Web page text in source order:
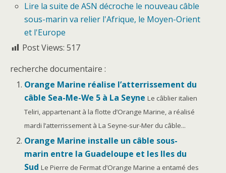
Lire la suite de ASN décroche le nouveau câble
sous-marin va relier l'Afrique, le Moyen-Orient
et l'Europe
Post Views: 517
recherche documentaire :
Orange Marine réalise l’atterrissement du
câble Sea-Me-We 5 à La Seyne Le câblier italien
Teliri, appartenant à la flotte d’Orange Marine, a réalisé
mardi l’atterrissement à La Seyne-sur-Mer du câble...
Orange Marine installe un câble sous-
marin entre la Guadeloupe et les Iles du
Sud Le Pierre de Fermat d’Orange Marine a entamé des